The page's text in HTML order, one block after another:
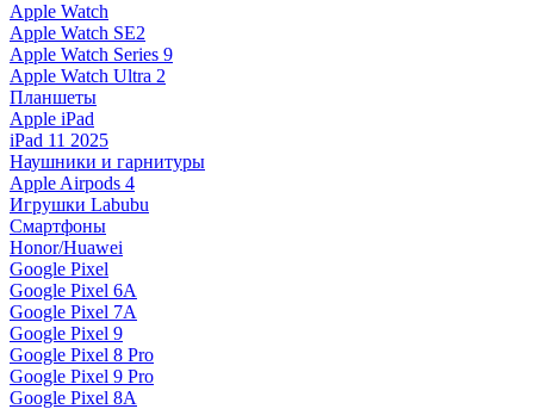
Apple Watch
Apple Watch SE2
Apple Watch Series 9
Apple Watch Ultra 2
Планшеты
Apple iPad
iPad 11 2025
Наушники и гарнитуры
Apple Airpods 4
Игрушки Labubu
Смартфоны
Honor/Huawei
Google Pixel
Google Pixel 6A
Google Pixel 7А
Google Pixel 9
Google Pixel 8 Pro
Google Pixel 9 Pro
Google Pixel 8A